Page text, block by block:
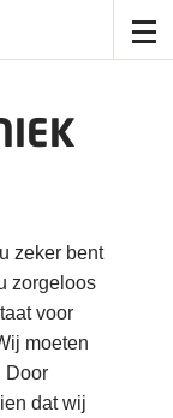
zeker bent
zorgeloos
voor
moeten
Door
dat wij